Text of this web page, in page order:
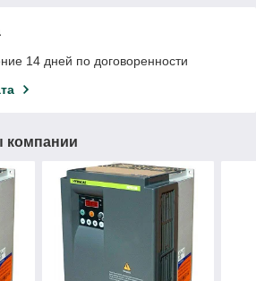
14 дней по договоренности
компании